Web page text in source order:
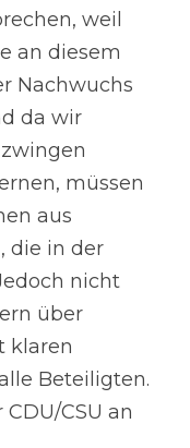
weil
an diesem
Nachwuchs
da wir
müssen
aus
die in der
nicht
über
klaren
Beteiligten.
CSU an